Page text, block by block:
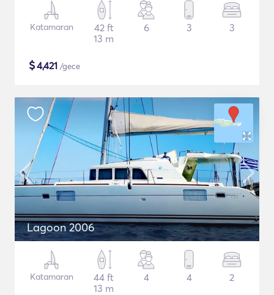
Katamaran
42 ft
13 m
6 3 3
$4,421 /gece
Lagoon 2006
Katamaran
44 ft
13 m
4 4 2